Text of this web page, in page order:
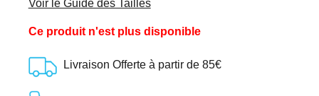
Voir le Guide des Tailles
Ce produit n'est plus disponible
Livraison Offerte à partir de 85€